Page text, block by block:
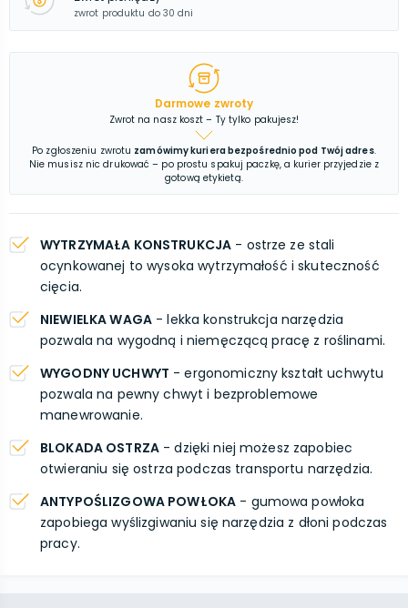
zwrot produktu do 30 dni
Darmowe zwroty
Zwrot na nasz koszt – Ty tylko pakujesz!
Po zgłoszeniu zwrotu zamówimy kuriera bezpośrednio pod Twój adres.
Nie musisz nic drukować – po prostu spakuj paczkę, a kurier przyjedzie z
gotową etykietą.
WYTRZYMAŁA KONSTRUKCJA - ostrze ze stali
ocynkowanej to wysoka wytrzymałość i skuteczność
cięcia.
NIEWIELKA WAGA- lekka konstrukcja narzędzia
pozwala na wygodną i niemęczącą pracę z roślinami.
WYGODNY UCHWYT - ergonomiczny kształt uchwytu
pozwala na pewny chwyt i bezproblemowe
manewrowanie.
BLOKADA OSTRZA- dzięki niej możesz zapobiec
otwieraniu się ostrza podczas transportu narzędzia.
ANTYPOŚLIZGOWA POWŁOKA - gumowa powłoka
zapobiega wyślizgiwaniu się narzędzia z dłoni podczas
pracy.